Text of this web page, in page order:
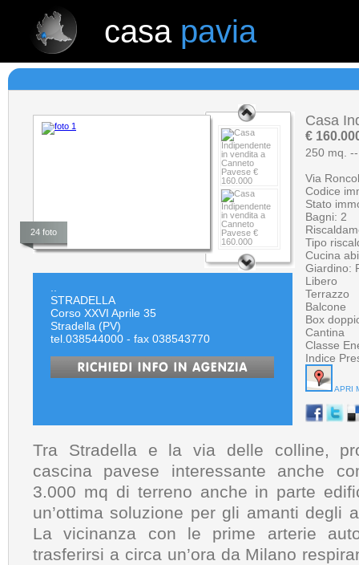
casa pavia
affittovenditaaffitto Pavia vendita Pavia Villa a schiera affitto Pavia Villa a
Appartamento vendita Pavia Villa a schiera venditaVilla a schiera affittoAppartamento affitto Milano
vendita Pavia
Appartamento affitto Pavia Villa singola affitto Casa Indipendente affittoAppartamento vendita Milano
Appartamento venditaCasa Indipendente vendita Villa o villino vendita Pavia affitto Milano
Casa
Milano
Villa o villino vendita Milano Villa a schiera vendita Milano Villa a schiera affitto Milano Villa singola vendita Milano
24 foto
STRADELLA
Corso XXVI Aprile 35
Stradella (PV)
tel.038544000 - fax 038543770
Casa
€
250 mq. --
Via
Codice
Stato
Bagni: 2
Tipo
Cucina
Giardino:
Libero
Terrazzo
Balcone
Box
Cantina
Classe
Indice
APRI
Tra Stradella e la via delle colline,
cascina pavese interessante anche
3.000 mq di terreno anche in parte
un’ottima soluzione per gli amanti degli
La vicinanza con le prime arterie
trasferirsi a circa un’ora da Milano
pavia